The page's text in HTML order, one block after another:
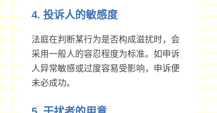
4. 投诉人的敏感度
法庭在判断某行为是否构成滋扰时，会
采用一般人的容忍程度为标准。如申诉
人异常敏感或过度容易受影响，申诉便
未必成功。